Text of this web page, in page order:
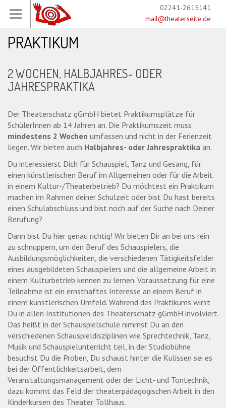
02241-2615141
mail@theaterseite.de
PRAKTIKUM
2 WOCHEN, HALBJAHRES- ODER
JAHRESPRAKTIKA
Der Theaterschatz gGmbH bietet Praktikumsplätze für
SchülerInnen ab 14 Jahren an. Die Praktikumszeit muss
mindestens 2 Wochen umfassen und nicht in der Ferienzeit
liegen. Wir bieten auch Halbjahres- oder Jahrespraktika an.
Du interessierst Dich für Schauspiel, Tanz und Gesang, für
einen künstlerischen Beruf im Allgemeinen oder für die Arbeit
in einem Kultur-/Theaterbetrieb? Du möchtest ein Praktikum
machen im Rahmen deiner Schulzeit oder bist Du hast bereits
einen Schulabschluss und bist noch auf der Suche nach Deiner
Berufung?
Dann bist Du hier genau richtig! Wir bieten Dir an bei uns rein
zu schnuppern, um den Beruf des Schauspielers, die
Ausbildungsmöglichkeiten, die verschiedenen Tätigkeitsfelder
eines ausgebildeten Schauspielers und die allgemeine Arbeit in
einem Kulturbetrieb kennen zu lernen. Voraussetzung für eine
Teilnahme ist ein ernsthaftes Interesse an einem Beruf in
einem künstlerischen Umfeld. Während des Praktikums wirst
Du in allen Institutionen des Theaterschatz gGmbH involviert.
Das heißt in der Schauspielschule nimmst Du an den
verschiedenen Schauspieldisziplinen wie Sprechtechnik, Tanz,
Musik und Schauspielunterricht teil, in der Studiobühne
besuchst Du die Proben, Du schaust hinter die Kulissen sei es
bei der Öffentlichkeitsarbeit, dem
Veranstaltungsmanagement oder der Licht- und Tontechnik,
dazu kommt das Feld der theaterpädagogischen Arbeit in den
Kinderkursen des Theater Tollhaus.